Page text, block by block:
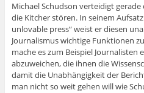
Michael Schudson verteidigt
die Kitcher stören. In seinem
unlovable press“ weist er diesen
Journalismus wichtige Funktionen
mache es zum Beispiel Journalisten
abzuweichen, die ihnen die
damit die Unabhängigkeit der
man nicht so weit gehen will wie